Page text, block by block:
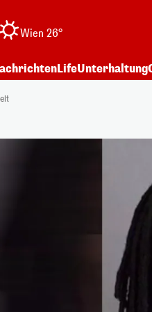
Wien 26°
LifeUnterhaltung